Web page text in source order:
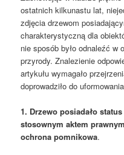
ostatnich kilkunastu lat,
zdjęcia drzewom
charakterystyczną dla
nie sposób było odnaleźć w
przyrody. Znalezienie
artykułu wymagało
doprowadziło do
1. Drzewo posiadało
stosownym aktem
ochrona pomnikowa.